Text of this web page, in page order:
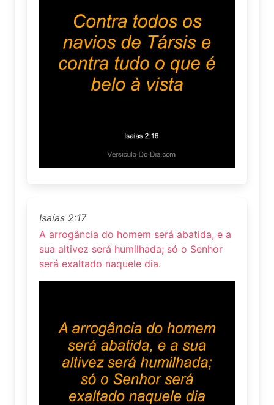
Isaías 2:17
A arrogância do homem será abatida, e a
sua altivez será humilhada; só o Senhor
será exaltado naquele dia.